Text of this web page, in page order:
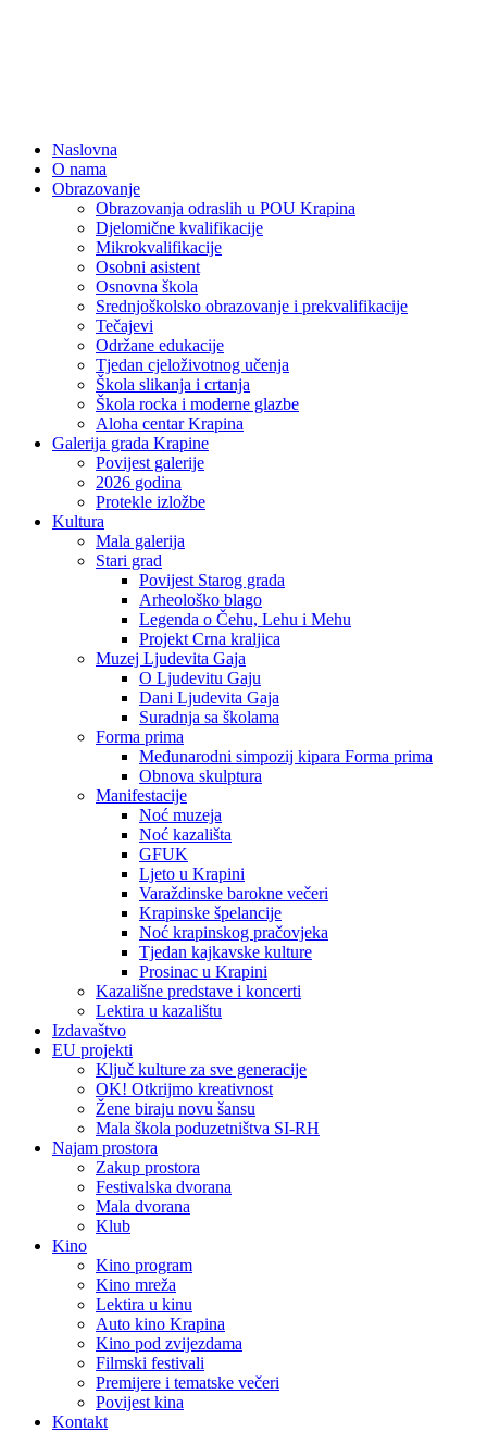
Naslovna
O nama
Obrazovanje
Obrazovanja odraslih u POU Krapina
Djelomične kvalifikacije
Mikrokvalifikacije
Osobni asistent
Osnovna škola
Srednjoškolsko obrazovanje i prekvalifikacije
Tečajevi
Održane edukacije
Tjedan cjeloživotnog učenja
Škola slikanja i crtanja
Škola rocka i moderne glazbe
Aloha centar Krapina
Galerija grada Krapine
Povijest galerije
2026 godina
Protekle izložbe
Kultura
Mala galerija
Stari grad
Povijest Starog grada
Arheološko blago
Legenda o Čehu, Lehu i Mehu
Projekt Crna kraljica
Muzej Ljudevita Gaja
O Ljudevitu Gaju
Dani Ljudevita Gaja
Suradnja sa školama
Forma prima
Međunarodni simpozij kipara Forma prima
Obnova skulptura
Manifestacije
Noć muzeja
Noć kazališta
GFUK
Ljeto u Krapini
Varaždinske barokne večeri
Krapinske špelancije
Noć krapinskog pračovjeka
Tjedan kajkavske kulture
Prosinac u Krapini
Kazališne predstave i koncerti
Lektira u kazalištu
Izdavaštvo
EU projekti
Ključ kulture za sve generacije
OK! Otkrijmo kreativnost
Žene biraju novu šansu
Mala škola poduzetništva SI-RH
Najam prostora
Zakup prostora
Festivalska dvorana
Mala dvorana
Klub
Kino
Kino program
Kino mreža
Lektira u kinu
Auto kino Krapina
Kino pod zvijezdama
Filmski festivali
Premijere i tematske večeri
Povijest kina
Kontakt